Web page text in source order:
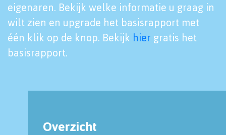
eigenaren. Bekijk welke informatie u graag in
wilt zien en upgrade het basisrapport met
één klik op de knop. Bekijk hier gratis het
basisrapport.
Overzicht